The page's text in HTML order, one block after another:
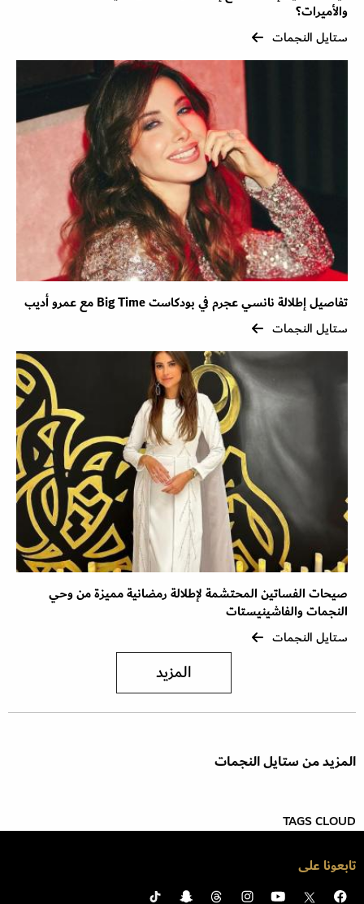
والأميرات؟
ستايل النجمات
تفاصيل إطلالة نانسي عجرم في بودكاست Big Time مع عمرو أديب
ستايل النجمات
صيحات الفساتين المحتشمة لإطلالة رمضانية مميزة من وحي
النجمات والفاشينيستات
ستايل النجمات
المزيد
المزيد من ستايل النجمات
TAGS CLOUD
تابعونا على